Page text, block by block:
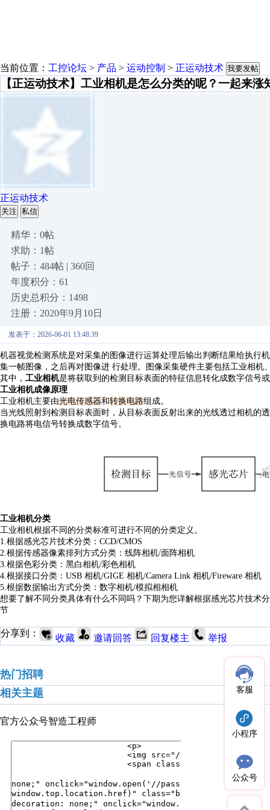
当前位置： 工控论坛 > 产品 > 运动控制 > 正运动技术 我要发帖
【正运动技术】工业相机是怎么分类的呢？一起来涨
正运动技术
关注 私信
精华：0帖
求助：1帖
帖子：484帖 | 360回
年度积分：61
历史总积分：1498
注册：2020年9月10日
发表于：2026-06-01 13:48:39
机器视觉检测系统是对采集的图像进行运算处理后输出判断结果给执行
集一帧图像，之后再对图像进 行处理。图像采集硬件主要包括工业相机
其中， 工业相机是将获取到的检测目标表面的特征信息转化成数字信号
工业相机成像原理
工业相机主要由光电传感器和转换电路组成。
当光线照射到检测目标表面时，从目标表面反射出来的光线透过相机的
换电路将电信号转换成数字信号。
工业相机分类
工业相机根据不同的分类标准可进行不同的分类定义。
1.根据感光芯片技术分类：CCD/CMOS
2.根据传感器像素排列方式分类：线阵相机/面阵相机
3.根据色彩分类：黑白相机/彩色相机
4.根据接口分类：USB 相机/GIGE 相机/Camera Link 相机/Fireware 相机
5.根据数据输出方式分类：数字相机/模拟相相机
想要了解不同分类具体有什么不同吗？下期为您详解根据感光芯片技术
节
分享到： 收藏 邀请回答 回复楼主 举报
热门招聘
相关主题
官方公众号智造工程师
客服
小程序
公众号